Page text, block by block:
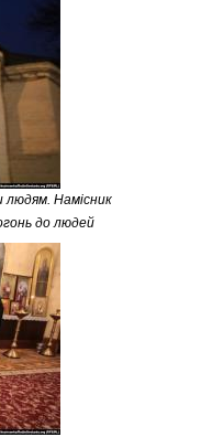
людям. Намісник
до людей